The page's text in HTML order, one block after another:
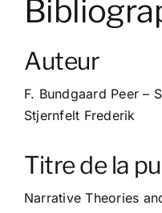
Publications
Bibliographie
À propos
Contact
Auteur
F. Bundgaard Peer –
Stjernfelt Frederik
Titre de la
Narrative Theories